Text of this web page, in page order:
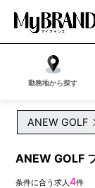
勤務地から探す
ANEW GOLF
ANEW GOLF
条件に合う求人4件